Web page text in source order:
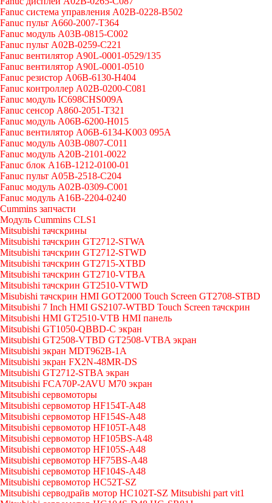
Fanuc система управления A02B-0228-B502
Fanuc пульт A660-2007-T364
Fanuc модуль A03B-0815-C002
Fanuc пульт A02B-0259-C221
Fanuc вентилятор A90L-0001-0529/135
Fanuc вентилятор A90L-0001-0510
Fanuc резистор A06B-6130-H404
Fanuc контроллер A02B-0200-C081
Fanuc модуль IC698CHS009A
Fanuc сенсор A860-2051-T321
Fanuc модуль A06B-6200-H015
Fanuc вентилятор A06B-6134-K003 095A
Fanuc модуль A03B-0807-C011
Fanuc модуль A20B-2101-0022
Fanuc блок A16B-1212-0100-01
Fanuc пульт A05B-2518-C204
Fanuc модуль A02B-0309-C001
Fanuc модуль A16B-2204-0240
Cummins запчасти
Модуль Cummins CLS1
Mitsubishi тачскрины
Mitsubishi тачскрин GT2712-STWA
Mitsubishi тачскрин GT2712-STWD
Mitsubishi тачскрин GT2715-XTBD
Mitsubishi тачскрин GT2710-VTBA
Mitsubishi тачскрин GT2510-VTWD
Misubishi тачскрин HMI GOT2000 Touch Screen GT2708-STBD
Mitsubishi 7 Inch HMI GS2107-WTBD Touch Screen тачскрин
Mitsubishi HMI GT2510-VTB HMI панель
Mitsubishi GT1050-QBBD-C экран
Mitsubishi GT2508-VTBD GT2508-VTBA экран
Mitsubishi экран MDT962B-1A
Mitsubishi экран FX2N-48MR-DS
Mitsubishi GT2712-STBA экран
Mitsubishi FCA70P-2AVU M70 экран
Mitsubishi сервомоторы
Mitsubishi сервомотор HF154T-A48
Mitsubishi сервомотор HF154S-A48
Mitsubishi сервомотор HF105T-A48
Mitsubishi сервомотор HF105BS-A48
Mitsubishi сервомотор HF105S-A48
Mitsubishi сервомотор HF75BS-A48
Mitsubishi сервомотор HF104S-A48
Mitsubishi сервомотор HC52T-SZ
Mitsubishi серводрайв мотор HC102T-SZ Mitsubishi part vit1